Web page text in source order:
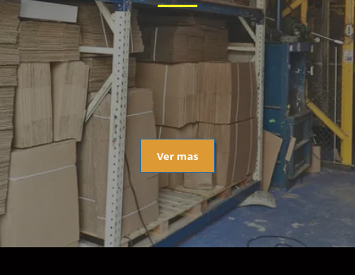
Ver mas